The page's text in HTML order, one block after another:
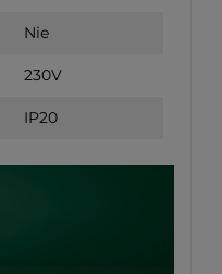
Nie
230V
IP20